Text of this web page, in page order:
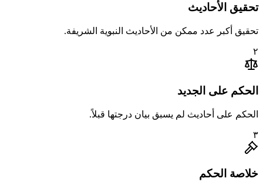
تحقيق الأحاديث
تحقيق أكبر عدد ممكن من الأحاديث النبوية الشريفة.
٢
الحكم على الجديد
الحكم على أحاديث لم يسبق بيان درجتها قبلاً.
٣
خلاصة الحكم